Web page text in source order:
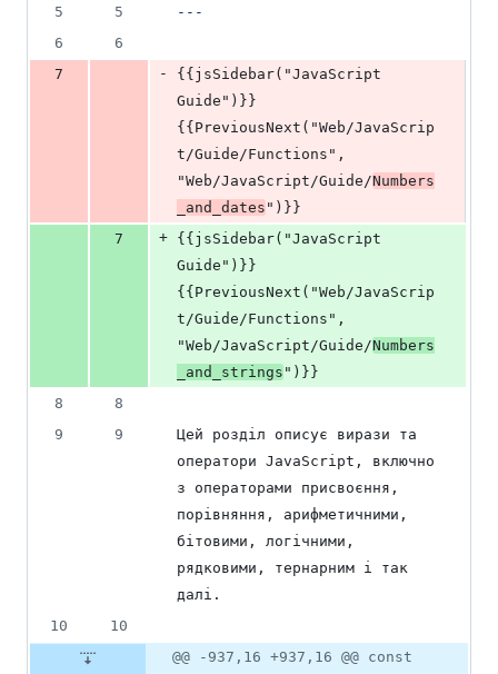
5
5
---
6
6
7
-
{{jsSidebar("JavaScript
Guide")}}
{{PreviousNext("Web/JavaScrip
t/Guide/Functions",
"Web/JavaScript/Guide/Numbers
_and_dates ")}}
7
+ {{jsSidebar("JavaScript
Guide")}}
{{PreviousNext("Web/JavaScrip
t/Guide/Functions",
"Web/JavaScript/Guide/Numbers
_and_strings ")}}
8
8
9
9
Цей розділ описує вирази та
оператори JavaScript, включно
з операторами присвоєння,
порівняння, арифметичними,
бітовими, логічними,
рядковими, тернарним і так
далі.
10
10
@@ -937,16 +937,16 @@ const